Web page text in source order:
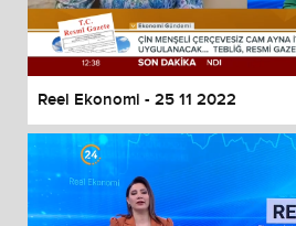
Reel Ekonomi - 25 11 2022